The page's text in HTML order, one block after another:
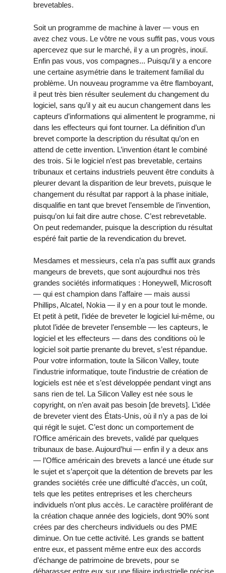
brevetables.
Soit un programme de machine à laver — vous en
avez chez vous. Le vôtre ne vous suffit pas, vous vous
apercevez que sur le marché, il y a un progrès, inouï.
Enfin pas vous, vos compagnes... Puisqu’il y a encore
une certaine asymétrie dans le traitement familial du
problème. Un nouveau programme va être flamboyant,
il peut très bien résulter seulement du changement du
logiciel, sans qu’il y ait eu aucun changement dans les
capteurs d’informations qui alimentent le programme, ni
dans les effecteurs qui font tourner. La définition d’un
brevet comporte la description du résultat qu’on en
attend de cette invention. L’invention étant le combiné
des trois. Si le logiciel n’est pas brevetable, certains
tribunaux et certains industriels peuvent être conduits à
pleurer devant la disparition de leur brevets, puisque le
changement du résultat par rapport à la phase initiale,
disqualifie en tant que brevet l’ensemble de l’invention,
puisqu’on lui fait dire autre chose. C’est rebrevetable.
On peut redemander, puisque la description du résultat
espéré fait partie de la revendication du brevet.
Mesdames et messieurs, cela n’a pas suffit aux grands
mangeurs de brevets, que sont aujourdhui nos très
grandes sociétés informatiques : Honeywell, Microsoft
— qui est champion dans l’affaire — mais aussi
Phillips, Alcatel, Nokia — il y en a pour tout le monde.
Et petit à petit, l’idée de breveter le logiciel lui-même, ou
plutot l’idée de breveter l’ensemble — les capteurs, le
logiciel et les effecteurs — dans des conditions où le
logiciel soit partie prenante du brevet, s’est répandue.
Pour votre information, toute la Silicon Valley, toute
l’industrie informatique, toute l’industrie de création de
logiciels est née et s’est développée pendant vingt ans
sans rien de tel. La Silicon Valley est née sous le
copyright, on n’en avait pas besoin [de brevets]. L’idée
de breveter vient des États-Unis, où il n’y a pas de loi
qui régit le sujet. C’est donc un comportement de
l’Office américain des brevets, validé par quelques
tribunaux de base. Aujourd’hui — enfin il y a deux ans
— l’Office américain des brevets a lancé une étude sur
le sujet et s’aperçoit que la détention de brevets par les
grandes sociétés crée une difficulté d’accès, un coût,
tels que les petites entreprises et les chercheurs
individuels n’ont plus accès. Le caractère proliférant de
la création chaque année des logiciels, dont 90% sont
crées par des chercheurs individuels ou des PME
diminue. On tue cette activité. Les grands se battent
entre eux, et passent même entre eux des accords
d’échange de patrimoine de brevets, pour se